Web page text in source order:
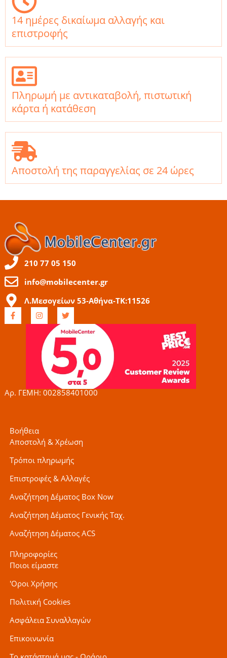
14 ημέρες δικαίωμα αλλαγής και
επιστροφής
Πληρωμή με αντικαταβολή, πιστωτική
κάρτα ή κατάθεση
Αποστολή της παραγγελίας σε 24 ώρες
210 77 05 150
info@mobilecenter.gr
Λ.Μεσογείων 53-Αθήνα-ΤΚ:11526
F
a
c
I
n
s
g
r
a
m
T
w
t
t
e
r
Αρ. ΓΕΜΗ: 002858401000
Βοήθεια
Αποστολή & Χρέωση
Τρόποι πληρωμής
Επιστροφές & Αλλαγές
Αναζήτηση Δέματος Box Now
Αναζήτηση Δέματος Γενικής Ταχ.
Αναζήτηση Δέματος ACS
Πληροφορίες
Ποιοι είμαστε
'Οροι Χρήσης
Πολιτική Cookies
Ασφάλεια Συναλλαγών
Επικοινωνία